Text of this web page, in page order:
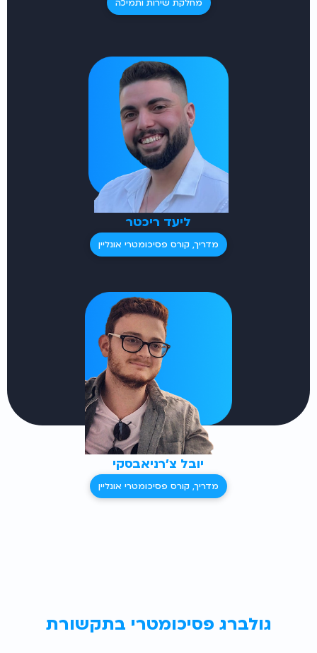
מחלקת שירות ותמיכה
ליעד ריכטר
מדריך, קורס פסיכומטרי אונליין
יובל צ'רניאבסקי
מדריך, קורס פסיכומטרי אונליין
גולברג פסיכומטרי בתקשורת